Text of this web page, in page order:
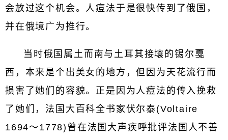
会放过这个机会。人痘法于是很快传到了俄国，
并在俄境广为推行。
当时俄国属土而南与土耳其接壤的锡尔戛
西，本来是个出美女的地方，但因为天花流行而
损害了她们的容貌。正是因为人痘法的传入挽救
了她们，法国大百科全书家伏尔泰(Voltaire
1694～1778)曾在法国大声疾呼批评法国人不善